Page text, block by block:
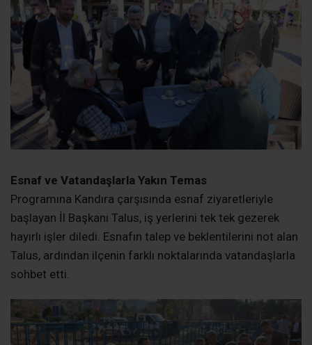
Esnaf ve Vatandaşlarla Yakın Temas
Programına Kandıra çarşısında esnaf ziyaretleriyle
başlayan İl Başkanı Talus, iş yerlerini tek tek gezerek
hayırlı işler diledi. Esnafın talep ve beklentilerini not alan
Talus, ardından ilçenin farklı noktalarında vatandaşlarla
sohbet etti.